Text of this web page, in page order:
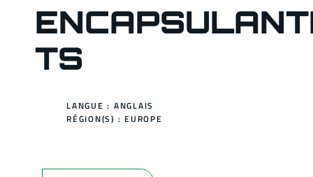
TS
LANGUE : ANGLAIS
RÉGION(S) : EUROPE